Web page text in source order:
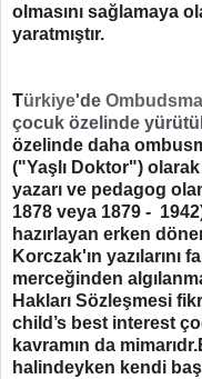
olmasını sağlamaya
yaratmıştır.
Türkiye'de Ombudsma
çocuk özelinde
özelinde daha
("Yaşlı Doktor")
yazarı ve pedagog
1878 veya 1879 -
hazırlayan erken
Korczak'ın
merceğinden
Hakları Sözleşmesi
child’s best interest
kavramın da
halindeyken kendi